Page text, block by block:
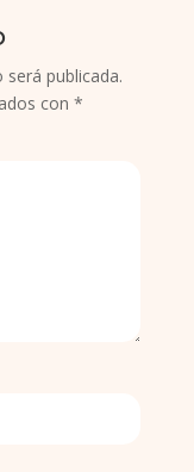
publicada.
con *